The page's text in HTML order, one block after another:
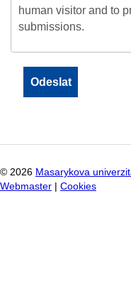
human visitor and to
submissions.
© 2026 Masarykova
Webmaster
Cookies